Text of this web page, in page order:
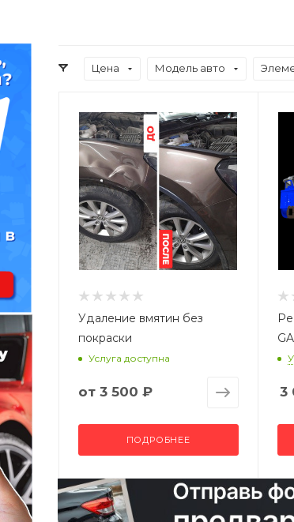
Цена Модель авто
Удаление вмятин без
покраски
Услуга доступна
от 3 500 ₽
ПОДРОБНЕЕ
3